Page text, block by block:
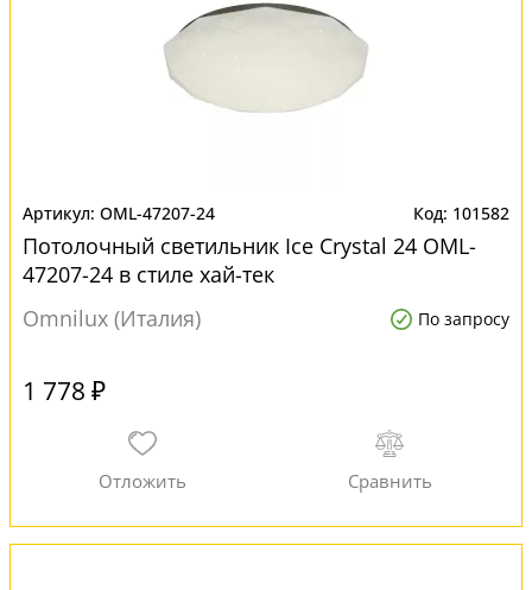
OML-47207-24 101582
Потолочный светильник Ice Crystal 24 OML-
47207-24 в стиле хай-тек
Omnilux (Италия)
По запросу
1 778 ₽